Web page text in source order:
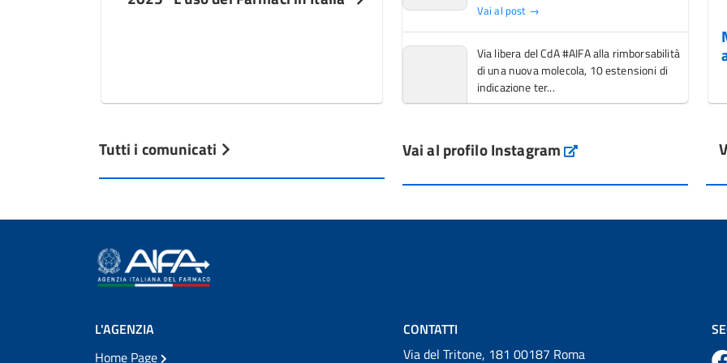
Tutti i comunicati
Vai al post →
Via libera del CdA #AIFA alla rimborsabilità
di una nuova molecola, 10 estensioni di
indicazione ter...
L'Italia si conferma tra i primi Paesi europei
dal Servi...
Vai al profilo Instagram Instagram
L'AGENZIA
Home Page
CONTATTI
Via del Tritone, 181 00187 Roma